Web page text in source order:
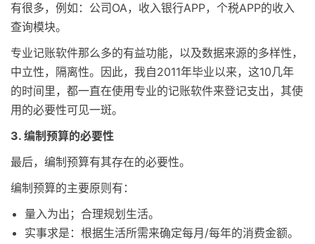
有很多，例如：公司OA，收入银行APP，个税APP的收入
查询模块。
专业记账软件那么多的有益功能，以及数据来源的多样性，
中立性，隔离性。因此，我自2011年毕业以来，这10几年
的时间里，都一直在使用专业的记账软件来登记支出，其使
用的必要性可见一斑。
3. 编制预算的必要性
最后，编制预算有其存在的必要性。
编制预算的主要原则有：
量入为出；合理规划生活。
实事求是：根据生活所需来确定每月/每年的消费金额。